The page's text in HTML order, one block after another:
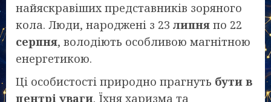
найяскравіших представників зоряного
кола. Люди, народжені з 23 липня по 22
серпня, володіють особливою магнітною
енергетикою.
Ці особистості природно прагнуть бути в
центрі уваги. Їхня харизма та